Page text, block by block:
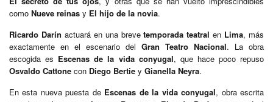
como Nueve reinas y El hijo de la novia.
Ricardo Darín actuará en una brevetemporada teatral en Lima, más
exactamente en el escenario del Gran Teatro Nacional. La obra
escogida es Escenas de la vida conyugal, que hace poco repuso
Osvaldo Cattone con Diego Bertie y Gianella Neyra.
En esta nueva puesta de Escenas de la vida conyugal, obra escrita